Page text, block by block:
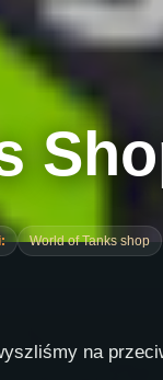
World of Tanks shop ,
na